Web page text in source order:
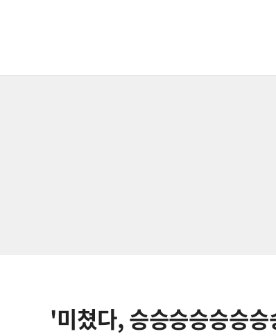
'미쳤다, 승승승승승승